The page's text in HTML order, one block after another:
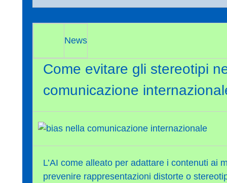
News
Come evitare gli stereotipi
comunicazione
L’AI come alleato per adattare i contenuti ai
prevenire rappresentazioni distorte o